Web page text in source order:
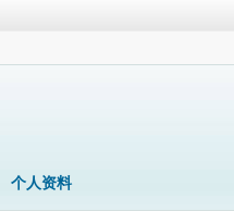
个人资料